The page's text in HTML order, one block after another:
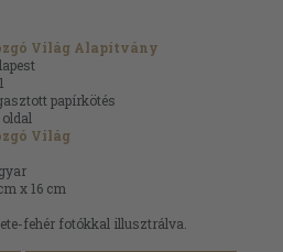
Világ Alapítvány
papírkötés
oldal
Világ
x 16 cm
fehér fotókkal illusztrálva.